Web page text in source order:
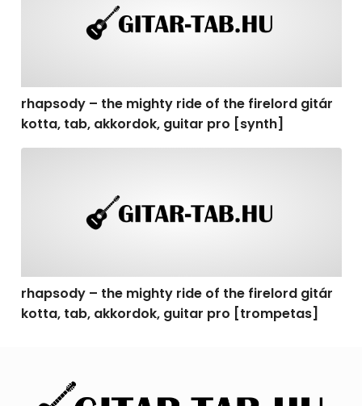
rhapsody – the mighty ride of the firelord gitár
kotta, tab, akkordok, guitar pro [synth]
rhapsody – the mighty ride of the firelord gitár
kotta, tab, akkordok, guitar pro [trompetas]